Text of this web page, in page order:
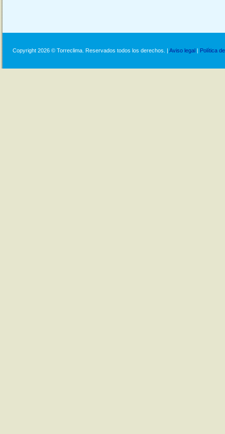
Copyright 2026 © Torreclima. Reservados todos los derechos. | Aviso legal | Política